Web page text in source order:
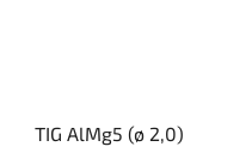
TIG AlMg5 (ø 2,0)